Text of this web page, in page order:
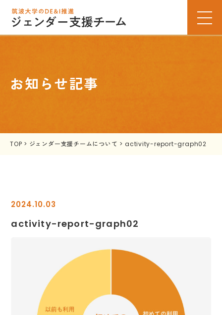
お知らせ記事
TOP > ジェンダー支援チームについて > activity-report-graph02
2024.10.03
activity-report-graph02